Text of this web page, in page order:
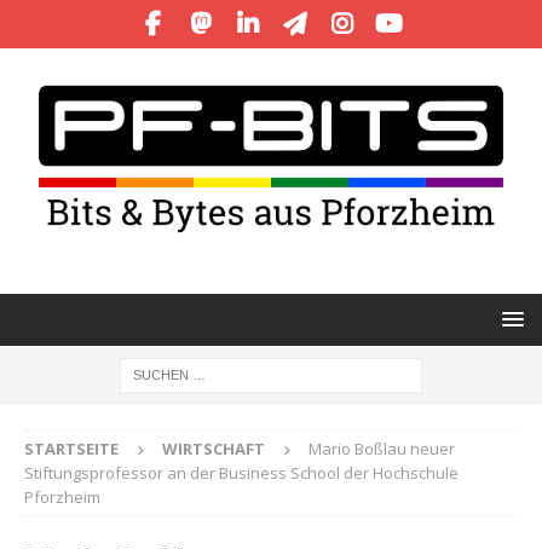
STARTSEITE WIRTSCHAFT
Mario Boßlau neuer
Stiftungsprofessor an der Business School der Hochschule
Pforzheim